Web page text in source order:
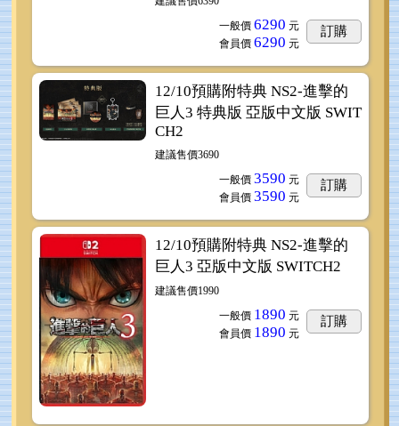
一般價 6290 元
會員價 6290 元
訂購
12/10預購附特典 NS2-進擊的
巨人3 特典版 亞版中文版 SWIT
CH2
建議售價3690
一般價 3590 元
會員價 3590 元
訂購
12/10預購附特典 NS2-進擊的
巨人3 亞版中文版 SWITCH2
建議售價1990
一般價 1890 元
會員價 1890 元
訂購